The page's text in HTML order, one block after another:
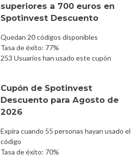
superiores a 700 euros en
Spotinvest Descuento
Quedan 20 códigos disponibles
Tasa de éxito: 77%
253 Usuarios han usado este cupón
Cupón de Spotinvest
Descuento para Agosto de
2026
Expira cuando 55 personas hayan usado el
código
Tasa de éxito: 70%